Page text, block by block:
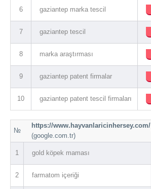
6 gaziantep marka tescil
7 gaziantep tescil
8 marka araştırması
9 gaziantep patent firmalar
10 gaziantep patent tescil firmaları
№
https://www.hayvanlaricinhersey.com/
(google.com.tr)
1 gold köpek maması
2 farmatom içeriği